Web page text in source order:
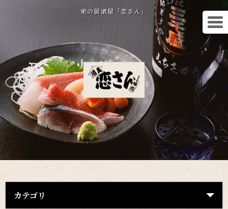
栄の居酒屋「恋さん」
カテゴリ